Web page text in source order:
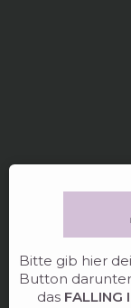
Bitte gib hier
Button
dasFALLING